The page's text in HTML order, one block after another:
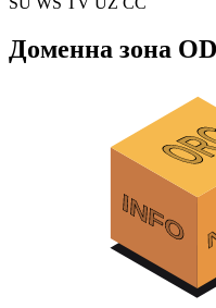
Доменна зона